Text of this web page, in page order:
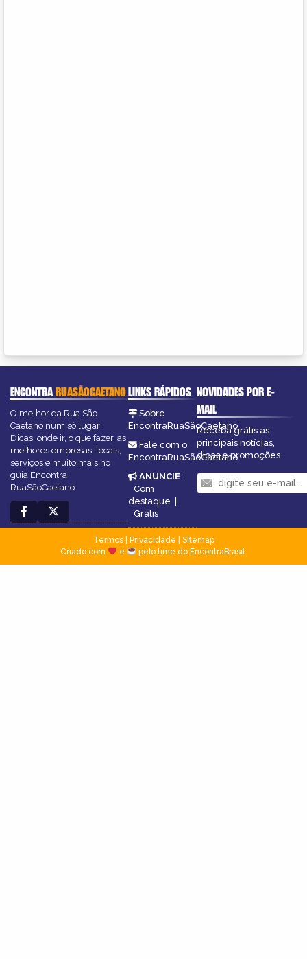
ENCONTRARUASÃOCAETANO
O melhor da Rua São
Caetano num só lugar!
Dicas, onde ir, o que fazer, as
melhores empresas, locais,
serviços e muito mais no
guia Encontra
RuaSãoCaetano.
LINKS RÁPIDOS
Sobre
EncontraRuaSãoCaetano
Fale com o
EncontraRuaSãoCaetano
ANUNCIE:
Com
destaque |
Grátis
NOVIDADES POR E-
MAIL
Receba grátis as
principais notícias,
dicas e promoções
Termos| Privacidade
Sitemap
Criado com
e pelo time do EncontraBrasil